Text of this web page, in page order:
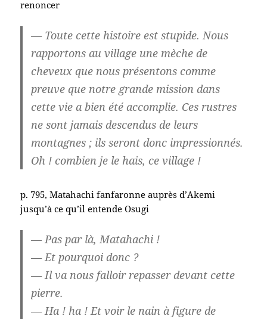
renoncer
— Toute cette histoire est stupide. Nous
rapportons au village une mèche de
cheveux que nous présentons comme
preuve que notre grande mission dans
cette vie a bien été accomplie. Ces rustres
ne sont jamais descendus de leurs
montagnes ; ils seront donc impressionnés.
Oh ! combien je le hais, ce village !
p. 795, Matahachi fanfaronne auprès d’Akemi
jusqu’à ce qu’il entende Osugi
— Pas par là, Matahachi !
— Et pourquoi donc ?
— Il va nous falloir repasser devant cette
pierre.
— Ha ! ha ! Et voir le nain à figure de